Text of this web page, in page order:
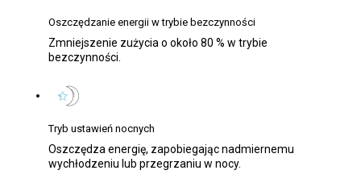
Oszczędzanie energii w trybie bezczynności
Zmniejszenie zużycia o około 80 % w trybie
bezczynności.
Tryb ustawień nocnych
Oszczędza energię, zapobiegając nadmiernemu
wychłodzeniu lub przegrzaniu w nocy.